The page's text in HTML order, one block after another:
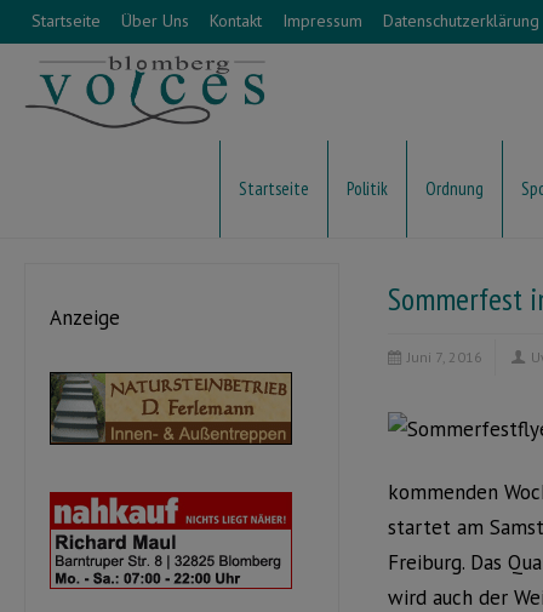
Startseite Über Uns Kontakt Impressum Datenschutzerklärung
Startseite Politik Ordnung
Sommerfest
Juni 7, 2016
kommenden
startet am
Freiburg. Das
wird auch der
Anzeige